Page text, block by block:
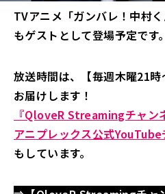
TVアニメ「ガンバレ！中村
もゲストとして登場予定です。
放送時間は、【毎週木曜21
お届けします！
『QloveR Streamingチャン
アニプレックス公式
もしています。